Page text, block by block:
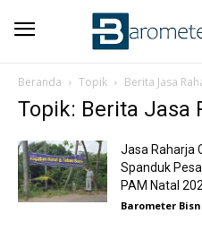
Beranda Topik Berita Jasa
Topik: Berita Jasa
Jasa Raharja
Spanduk
PAM Natal
Barometer